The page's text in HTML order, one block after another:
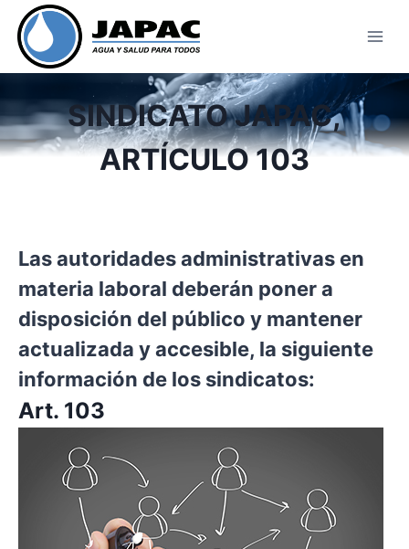
Skip
content
SINDICATO JAPAC,
ARTÍCULO 103
Las autoridades administrativas en
materia laboral deberán poner a
disposición del público y mantener
actualizada y accesible, la siguiente
información de los sindicatos:
Art. 103